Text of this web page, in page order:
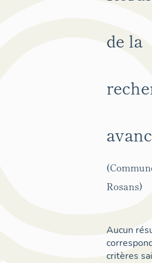
de la
Rosans)
Aucun
critères